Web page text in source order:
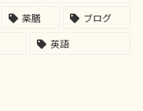
薬膳
ブログ
英語